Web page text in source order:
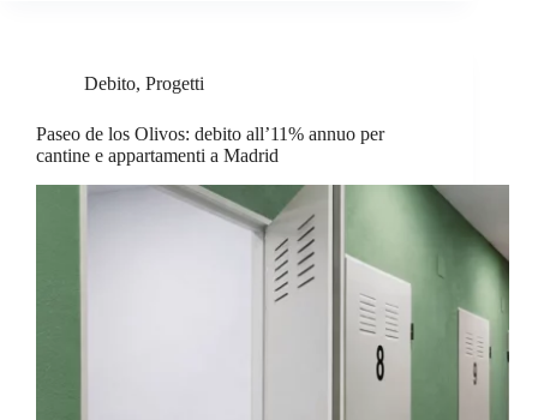
Debito, Progetti
Paseo de los Olivos: debito all’11% annuo per
cantine e appartamenti a Madrid